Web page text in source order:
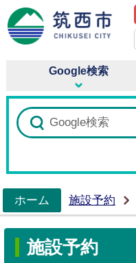
Google検索
ホーム
施設予約
施設予約